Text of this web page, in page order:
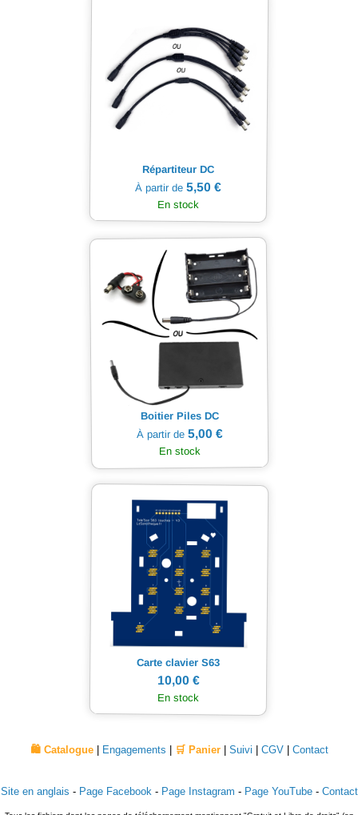
Répartiteur DC
À partir de5,50 €
En stock
Boitier Piles DC
À partir de 5,00 €
En stock
Carte clavier S63
10,00 €
En stock
🛍️ Catalogue| Engagements 🛒 Panier| Suivi CGV| Contact
Site en anglais - Page Facebook - Page Instagram - Page YouTube- Contact